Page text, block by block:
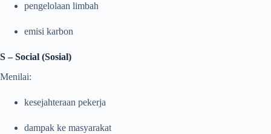
pengelolaan limbah
emisi karbon
S – Social (Sosial)
Menilai:
kesejahteraan pekerja
dampak ke masyarakat